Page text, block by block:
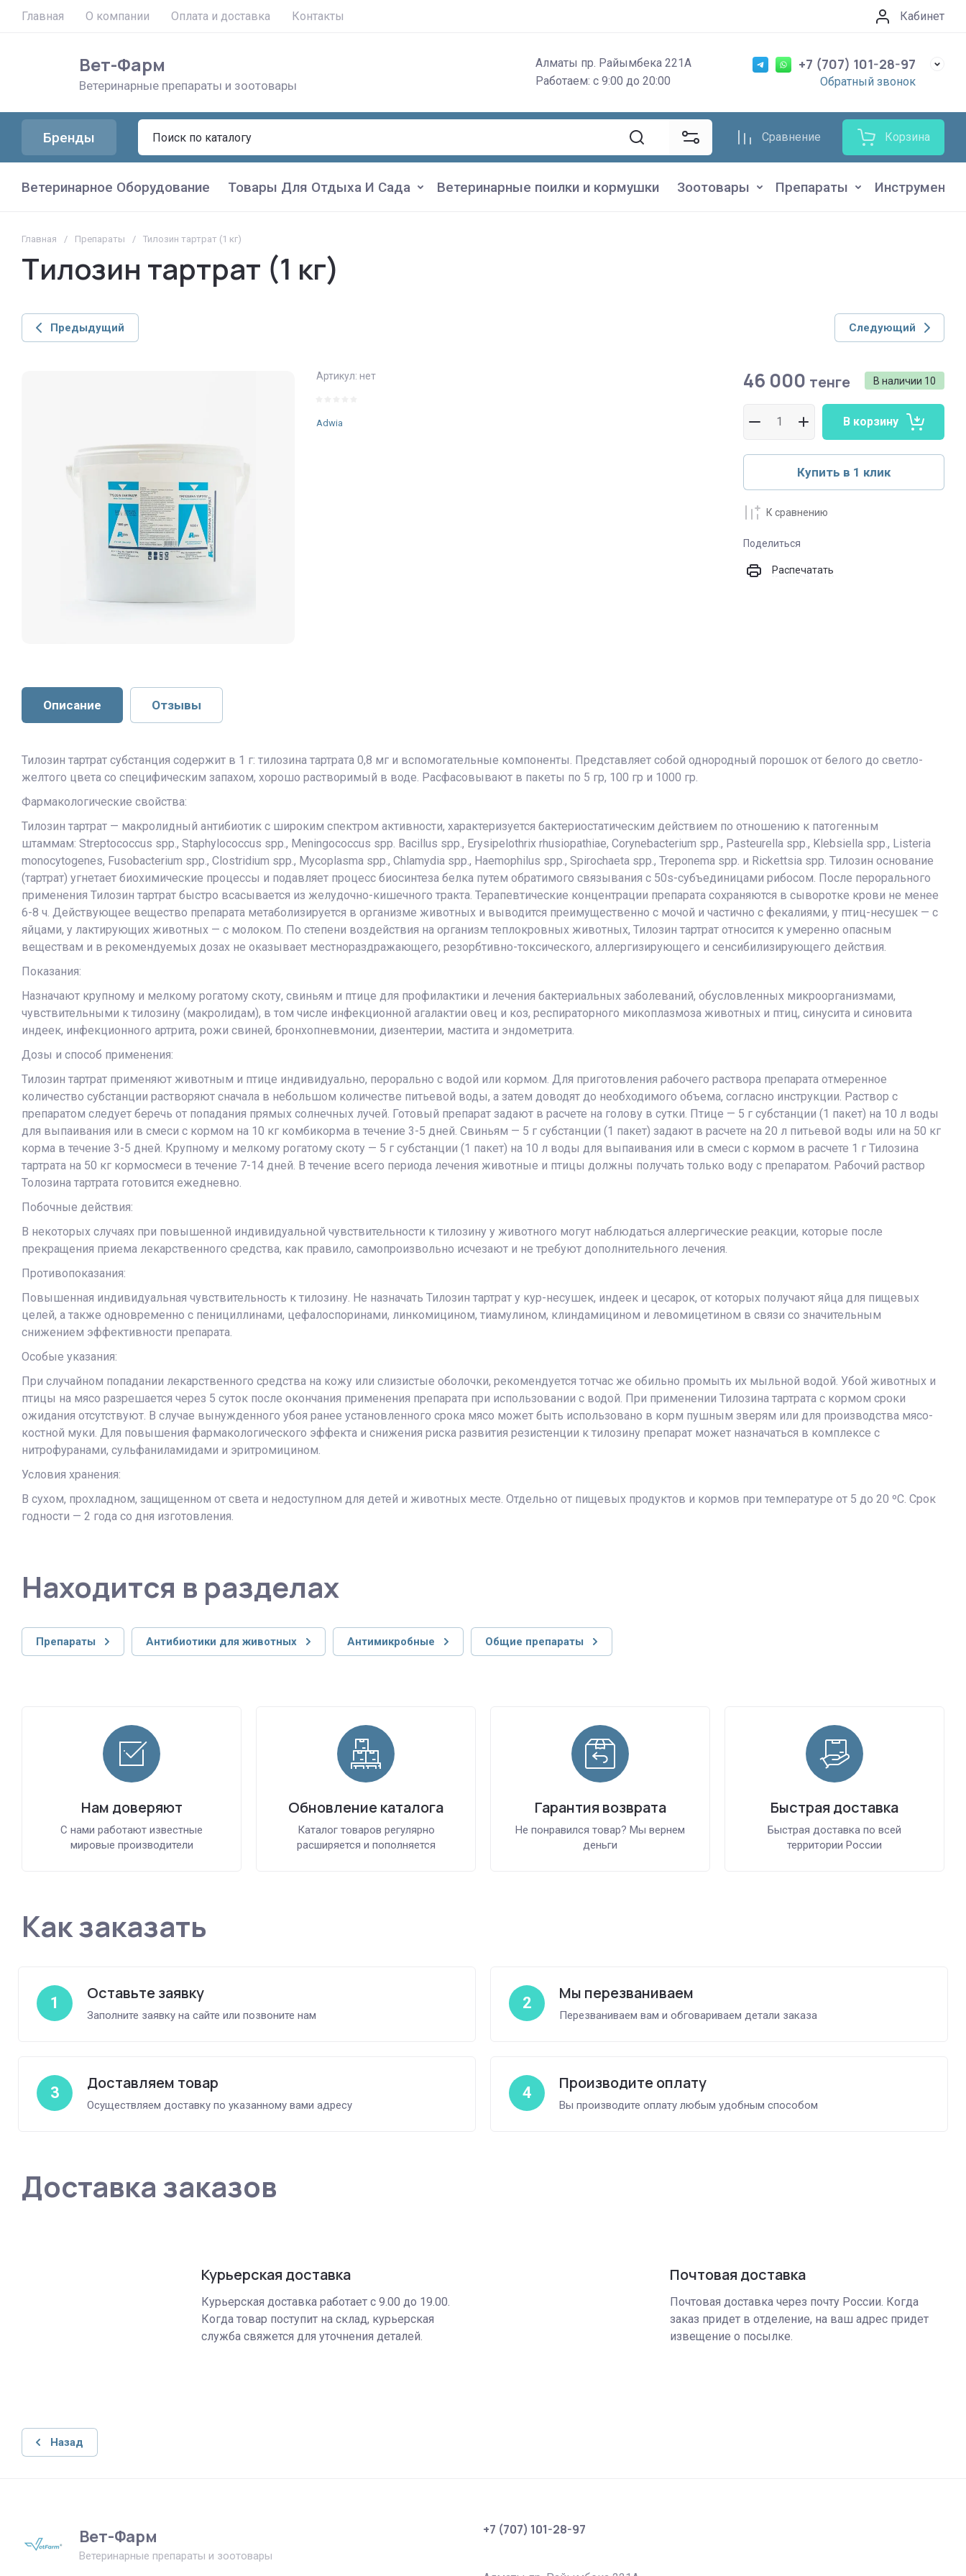
Главная О компании Оплата и доставка Контакты Кабинет
Вет-Фарм
Ветеринарные препараты и зоотовары
Алматы пр. Райымбека 221А
Работаем: с 9:00 до 20:00
+7 (707) 101-28-97
Обратный звонок
Бренды Сравнение Корзина
Ветеринарное Оборудование Товары Для Отдыха И Сада Ветеринарные поилки и кормушки Зоотовары Препараты
Главная / Препараты / Тилозин тартрат (1 кг)
Тилозин тартрат (1 кг)
Предыдущий Следующий
Артикул: нет
Adwia
В наличии 10
46 000 тенге
В корзину
Купить в 1 клик
К сравнению
Поделиться
Распечатать
Описание Отзывы
Тилозин тартрат субстанция содержит в 1 г: тилозина тартрата 0,8 мг и вспомогательные компоненты. Представляет собой однородный порошок от белого до светло-
желтого цвета со специфическим запахом, хорошо растворимый в воде. Расфасовывают в пакеты по 5 гр, 100 гр и 1000 гр.
Фармакологические свойства:
Тилозин тартрат — макролидный антибиотик с широким спектром активности, характеризуется бактериостатическим действием по отношению к патогенным
штаммам: Streptococcus spp., Staphylococcus spp., Meningococcus spp. Bacillus spp., Erysipelothrix rhusiopathiae, Corynebacterium spp., Pasteurella spp., Klebsiella spp., Listeria
monocytogenes, Fusobacterium spp., Clostridium spp., Mycoplasma spp., Chlamydia spp., Haemophilus spp., Spirochaeta spp., Treponema spp. и Rickettsia spp. Тилозин основание
(тартрат) угнетает биохимические процессы и подавляет процесс биосинтеза белка путем обратимого связывания с 50s-субъединицами рибосом. После перорального
применения Тилозин тартрат быстро всасывается из желудочно-кишечного тракта. Терапевтические концентрации препарата сохраняются в сыворотке крови не менее
6-8 ч. Действующее вещество препарата метаболизируется в организме животных и выводится преимущественно с мочой и частично с фекалиями, у птиц-несушек — с
яйцами, у лактирующих животных — с молоком. По степени воздействия на организм теплокровных животных, Тилозин тартрат относится к умеренно опасным
веществам и в рекомендуемых дозах не оказывает местнораздражающего, резорбтивно-токсического, аллергизирующего и сенсибилизирующего действия.
Показания:
Назначают крупному и мелкому рогатому скоту, свиньям и птице для профилактики и лечения бактериальных заболеваний, обусловленных микроорганизмами,
чувствительными к тилозину (макролидам), в том числе инфекционной агалактии овец и коз, респираторного микоплазмоза животных и птиц, синусита и синовита
индеек, инфекционного артрита, рожи свиней, бронхопневмонии, дизентерии, мастита и эндометрита.
Дозы и способ применения:
Тилозин тартрат применяют животным и птице индивидуально, перорально с водой или кормом. Для приготовления рабочего раствора препарата отмеренное
количество субстанции растворяют сначала в небольшом количестве питьевой воды, а затем доводят до необходимого объема, согласно инструкции. Раствор с
препаратом следует беречь от попадания прямых солнечных лучей. Готовый препарат задают в расчете на голову в сутки. Птице — 5 г субстанции (1 пакет) на 10 л воды
для выпаивания или в смеси с кормом на 10 кг комбикорма в течение 3-5 дней. Свиньям — 5 г субстанции (1 пакет) задают в расчете на 20 л питьевой воды или на 50 кг
корма в течение 3-5 дней. Крупному и мелкому рогатому скоту — 5 г субстанции (1 пакет) на 10 л воды для выпаивания или в смеси с кормом в расчете 1 г Тилозина
тартрата на 50 кг кормосмеси в течение 7-14 дней. В течение всего периода лечения животные и птицы должны получать только воду с препаратом. Рабочий раствор
Толозина тартрата готовится ежедневно.
Побочные действия:
В некоторых случаях при повышенной индивидуальной чувствительности к тилозину у животного могут наблюдаться аллергические реакции, которые после
прекращения приема лекарственного средства, как правило, самопроизвольно исчезают и не требуют дополнительного лечения.
Противопоказания:
Повышенная индивидуальная чувствительность к тилозину. Не назначать Тилозин тартрат у кур-несушек, индеек и цесарок, от которых получают яйца для пищевых
целей, а также одновременно с пенициллинами, цефалоспоринами, линкомицином, тиамулином, клиндамицином и левомицетином в связи со значительным
снижением эффективности препарата.
Особые указания:
При случайном попадании лекарственного средства на кожу или слизистые оболочки, рекомендуется тотчас же обильно промыть их мыльной водой. Убой животных и
птицы на мясо разрешается через 5 суток после окончания применения препарата при использовании с водой. При применении Тилозина тартрата с кормом сроки
ожидания отсутствуют. В случае вынужденного убоя ранее установленного срока мясо может быть использовано в корм пушным зверям или для производства мясо-
костной муки. Для повышения фармакологического эффекта и снижения риска развития резистенции к тилозину препарат может назначаться в комплексе с
нитрофуранами, сульфаниламидами и эритромицином.
Условия хранения:
В сухом, прохладном, защищенном от света и недоступном для детей и животных месте. Отдельно от пищевых продуктов и кормов при температуре от 5 до 20 ºС. Срок
годности — 2 года со дня изготовления.
Находится в разделах
Препараты Антибиотики для животных Антимикробные Общие препараты
Нам доверяют
С нами работают известные
мировые производители
Обновление каталога
Каталог товаров регулярно
расширяется и пополняется
Гарантия возврата
Не понравился товар? Мы вернем
деньги
Быстрая доставка
Быстрая доставка по всей
территории России
Как заказать
1
Оставьте заявку
Заполните заявку на сайте или позвоните нам
2
Мы перезваниваем
Перезваниваем вам и обговариваем детали заказа
3
Доставляем товар
Осуществляем доставку по указанному вами адресу
4
Производите оплату
Вы производите оплату любым удобным способом
Доставка заказов
Курьерская доставка
Курьерская доставка работает с 9.00 до 19.00.
Когда товар поступит на склад, курьерская
служба свяжется для уточнения деталей.
Почтовая доставка
Почтовая доставка через почту России. Когда
заказ придет в отделение, на ваш адрес придет
извещение о посылке.
Назад
Вет-Фарм
Ветеринарные препараты и зоотовары
+7 (707) 101-28-97